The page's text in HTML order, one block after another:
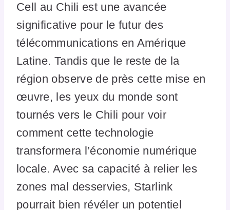
Cell au Chili est une avancée
significative pour le futur des
télécommunications en Amérique
Latine. Tandis que le reste de la
région observe de près cette mise en
œuvre, les yeux du monde sont
tournés vers le Chili pour voir
comment cette technologie
transformera l’économie numérique
locale. Avec sa capacité à relier les
zones mal desservies, Starlink
pourrait bien révéler un potentiel